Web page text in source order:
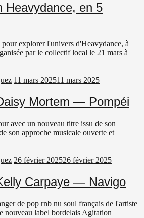
Heavydance, en 5
explorer l'univers d'Heavydance, à
par le collectif local le 21 mars à
11 mars 202511 mars 2025
Mortem — Pompéi
avec un nouveau titre issu de son
son approche musicale ouverte et
26 février 202526 février 2025
Carpaye — Navigo
de pop rnb nu soul français de l'artiste
nouveau label bordelais Agitation